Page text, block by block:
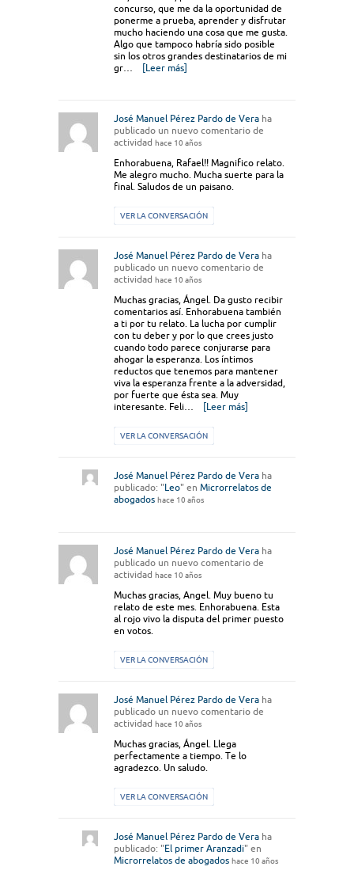
concurso, que me da la oportunidad de
ponerme a prueba, aprender y disfrutar
mucho haciendo una cosa que me gusta.
Algo que tampoco habría sido posible
sin los otros grandes destinatarios de mi
gr…
[Leer más]
José Manuel Pérez Pardo de Vera ha
publicado un nuevo comentario de
actividad hace 10 años
Enhorabuena, Rafael!! Magnifico relato.
Me alegro mucho. Mucha suerte para la
final. Saludos de un paisano.
VER LA CONVERSACIÓN
José Manuel Pérez Pardo de Vera ha
publicado un nuevo comentario de
actividad hace 10 años
Muchas gracias, Ángel. Da gusto recibir
comentarios así. Enhorabuena también
a ti por tu relato. La lucha por cumplir
con tu deber y por lo que crees justo
cuando todo parece conjurarse para
ahogar la esperanza. Los íntimos
reductos que tenemos para mantener
viva la esperanza frente a la adversidad,
por fuerte que ésta sea. Muy
interesante. Feli…
[Leer más]
VER LA CONVERSACIÓN
José Manuel Pérez Pardo de Vera ha
publicado: " Leo" en Microrrelatos de
abogados hace 10 años
José Manuel Pérez Pardo de Vera ha
publicado un nuevo comentario de
actividad hace 10 años
Muchas gracias, Angel. Muy bueno tu
relato de este mes. Enhorabuena. Esta
al rojo vivo la disputa del primer puesto
en votos.
VER LA CONVERSACIÓN
José Manuel Pérez Pardo de Vera ha
publicado un nuevo comentario de
actividad hace 10 años
Muchas gracias, Ángel. Llega
perfectamente a tiempo. Te lo
agradezco. Un saludo.
VER LA CONVERSACIÓN
José Manuel Pérez Pardo de Vera ha
publicado: "El primer Aranzadi" en
Microrrelatos de abogados hace 10 años